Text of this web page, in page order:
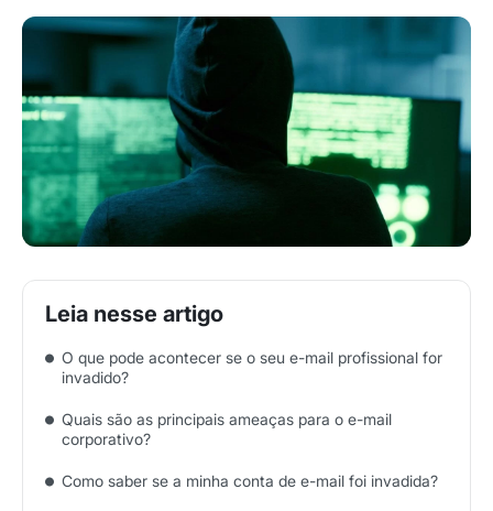
CASES DE SUCESSO
LOCAWEB.COM.BR
O que pode acontecer se o seu e-mail profissional for
invadido?
Quais são as principais ameaças para o e-mail
corporativo?
Como saber se a minha conta de e-mail foi invadida?